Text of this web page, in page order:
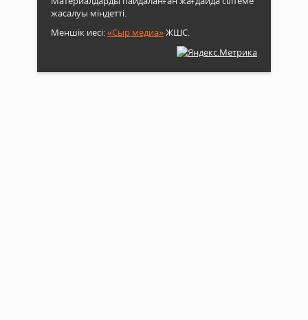
жасалуы міндетті.
Меншік иесі:«Сыр медиа»ЖШС.